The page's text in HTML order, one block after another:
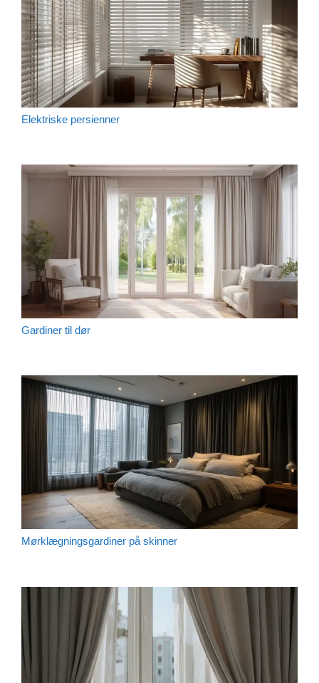
Elektriske persienner
Gardiner til dør
Mørklægningsgardiner på skinner